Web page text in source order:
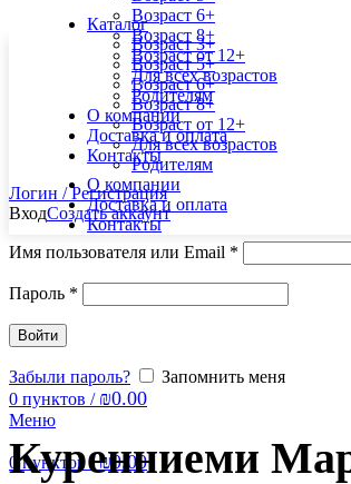
Возраст 6+
Возраст 8+
Возраст от 12+
Для всех возрастов
Родителям
О компании
Доставка и оплата
Контакты
Логин / Регистрация
ВходСоздать аккаунт
Имя пользователя или Email *
Пароль *
Войти
Забыли пароль?
Запомнить меня
0 пунктов / ₪0.00
Меню
0пунктов ₪ 0.00
Каталог
Возраст 3+
Возраст 5+
Возраст 6+
Возраст 8+
Возраст от 12+
Для всех возрастов
Родителям
О компании
Доставка и оплата
Контакты
Куренниеми